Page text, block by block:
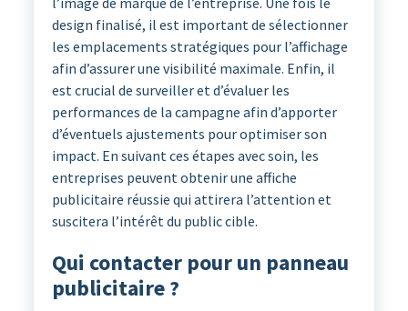
design finalisé, il est important de sélectionner
les emplacements stratégiques pour l’affichage
afin d’assurer une visibilité maximale. Enfin, il
est crucial de surveiller et d’évaluer les
performances de la campagne afin d’apporter
d’éventuels ajustements pour optimiser son
impact. En suivant ces étapes avec soin, les
entreprises peuvent obtenir une affiche
publicitaire réussie qui attirera l’attention et
suscitera l’intérêt du public cible.
Qui contacter pour un panneau
publicitaire ?